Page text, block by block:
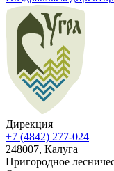
Дирекция
+7 (4842) 277-024
248007, Калуга
Пригородное